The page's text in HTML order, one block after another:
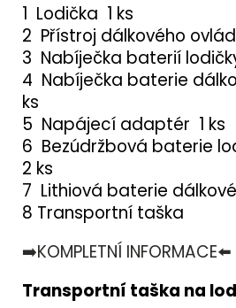
1 Lodička 1 ks
2 Přístroj dálkového
3 Nabíječka baterií
4 Nabíječka baterie
ks
5 Napájecí adaptér 1 ks
6 Bezúdržbová baterie
2 ks
7 Lithiová baterie
8 Transportní taška
➡️KOMPLETNÍ INFORMACE⬅️
Transportní taška na